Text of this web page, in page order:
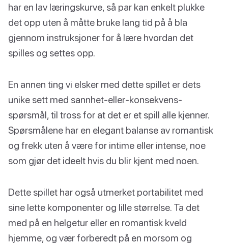
har en lav læringskurve, så par kan enkelt plukke
det opp uten å måtte bruke lang tid på å bla
gjennom instruksjoner for å lære hvordan det
spilles og settes opp.
En annen ting vi elsker med dette spillet er dets
unike sett med sannhet-eller-konsekvens-
spørsmål, til tross for at det er et spill alle kjenner.
Spørsmålene har en elegant balanse av romantisk
og frekk uten å være for intime eller intense, noe
som gjør det ideelt hvis du blir kjent med noen.
Dette spillet har også utmerket portabilitet med
sine lette komponenter og lille størrelse. Ta det
med på en helgetur eller en romantisk kveld
hjemme, og vær forberedt på en morsom og